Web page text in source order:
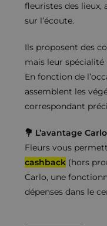
fleuristes des lieux,
sur l’écoute.
Ils proposent des
mais leur spécialité
En fonction de
assemblent les
correspondant
💐 L’avantage
Fleurs vous
cashback (hors
Carlo, une
dépenses dans le